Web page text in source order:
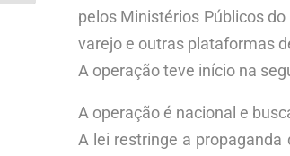
pelos Ministérios Públicos
varejo e outras plataformas
A operação teve início na
A operação é nacional e
A lei restringe a